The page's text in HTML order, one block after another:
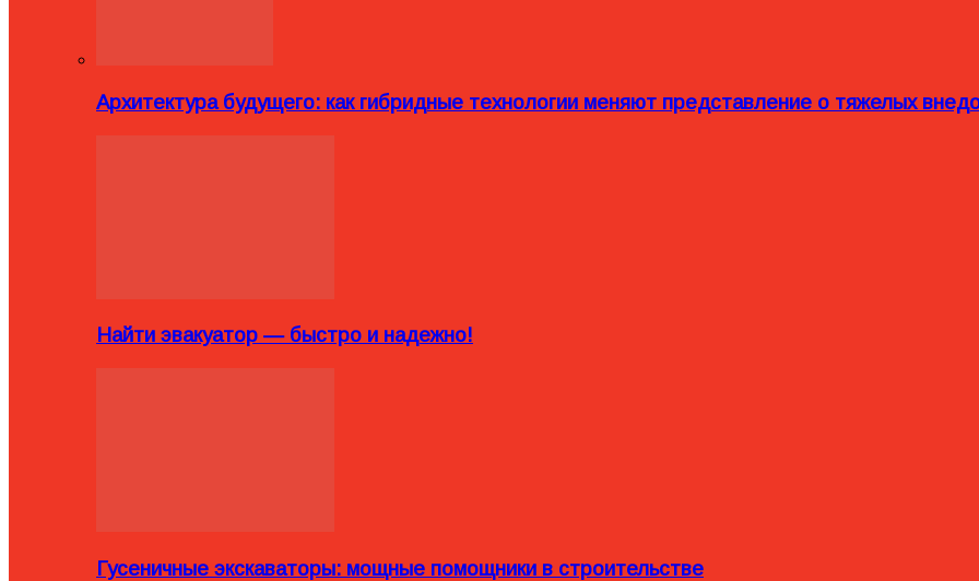
Архитектура будущего: как гибридные технологии меняют представление о тяжелых
Найти эвакуатор — быстро и надежно!
Гусеничные экскаваторы: мощные помощники в строительстве